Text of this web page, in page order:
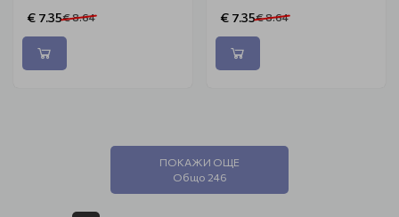
€ 7.35€ 8.64 € 7.35€ 8.64
ПОКАЖИ ОЩЕ
Общо 246